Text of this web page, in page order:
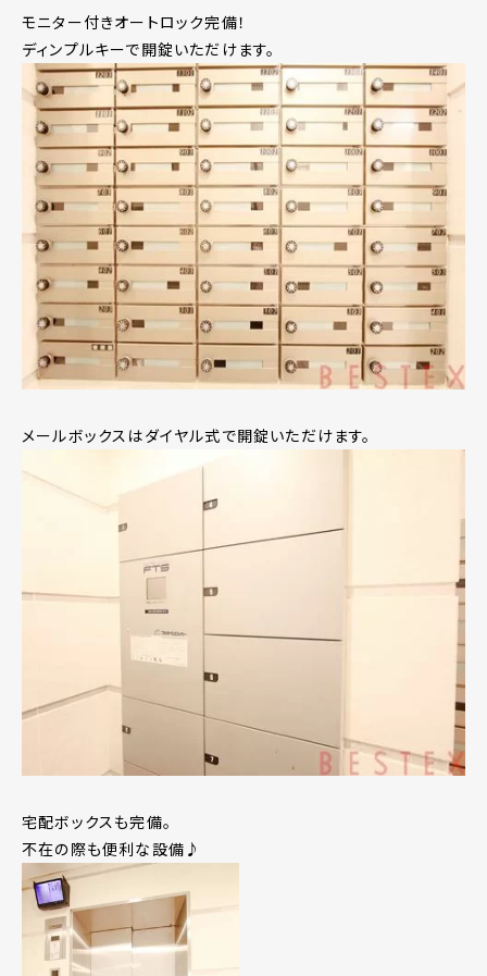
モニター付きオートロック完備！
ディンプルキーで開錠いただけます。
メールボックスはダイヤル式で開錠いただけます。
宅配ボックスも完備。
不在の際も便利な設備♪